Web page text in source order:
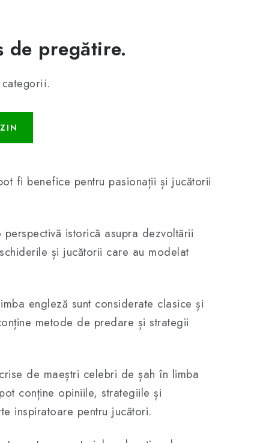
de pregătire.
fi benefice pentru pasionații și jucătorii
istorică asupra dezvoltării
și jucătorii care au modelat
engleză sunt considerate clasice și
metode de predare și strategii
de maeștri celebri de șah în limba
conține opiniile, strategiile și
inspiratoare pentru jucători.